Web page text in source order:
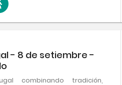
- 8 de setiembre -
combinando tradición,